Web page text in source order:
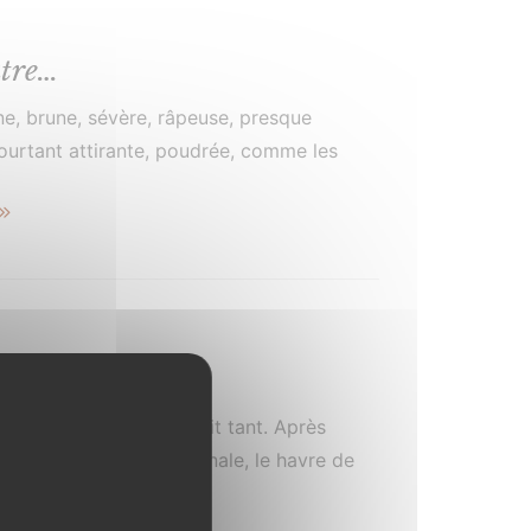
brune, sévère, râpeuse, presque
attirante, poudrée, comme les
que l’on attendait tant. Après
pourtant bien banale, le havre de